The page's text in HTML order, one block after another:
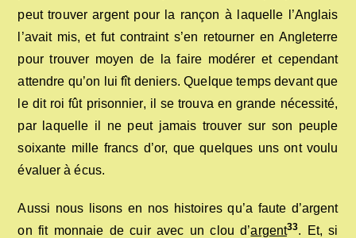
peut trouver argent pour la rançon à laquelle l’Anglais
l’avait mis, et fut contraint s’en retourner en Angleterre
pour trouver moyen de la faire modérer et cependant
attendre qu’on lui fît deniers. Quelque temps devant que
le dit roi fût prisonnier, il se trouva en grande nécessité,
par laquelle il ne peut jamais trouver sur son peuple
soixante mille francs d’or, que quelques uns ont voulu
évaluer à écus.
Aussi nous lisons en nos histoires qu’a faute d’argent
on fit monnaie de cuir avec un clou d’argent33. Et, si